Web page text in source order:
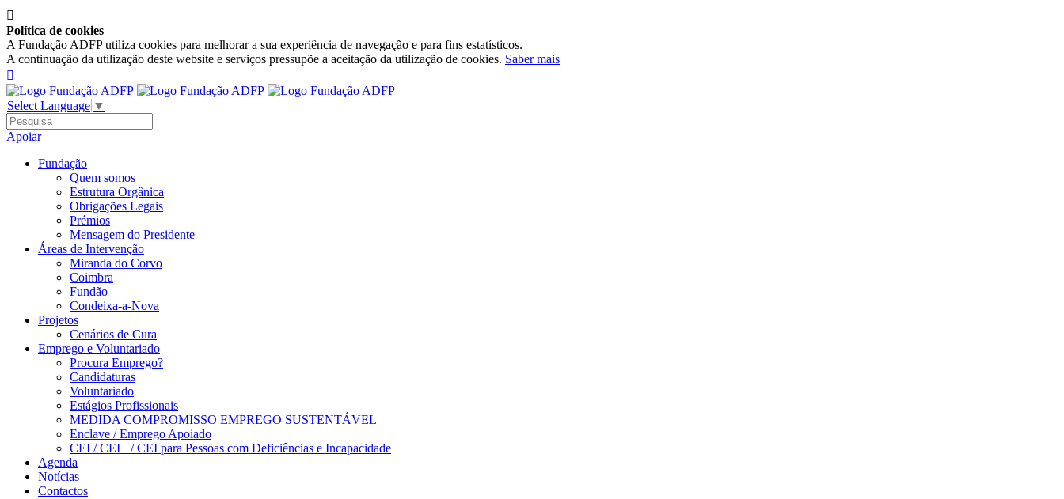

Política de cookies
A Fundação ADFP utiliza cookies para melhorar a sua experiência de navegação e para fins estatísticos.
A continuação da utilização deste website e serviços pressupõe a aceitação da utilização de cookies. Saber mais

Select Language ▼
Apoiar
Fundação
Quem somos
Estrutura Orgânica
Obrigações Legais
Prémios
Mensagem do Presidente
Áreas de Intervenção
Miranda do Corvo
Coimbra
Fundão
Condeixa-a-Nova
Projetos
Cenários de Cura
Emprego e Voluntariado
Procura Emprego?
Candidaturas
Voluntariado
Estágios Profissionais
MEDIDA COMPROMISSO EMPREGO SUSTENTÁVEL
Enclave / Emprego Apoiado
CEI / CEI+ / CEI para Pessoas com Deficiências e Incapacidade
Agenda
Notícias
Contactos